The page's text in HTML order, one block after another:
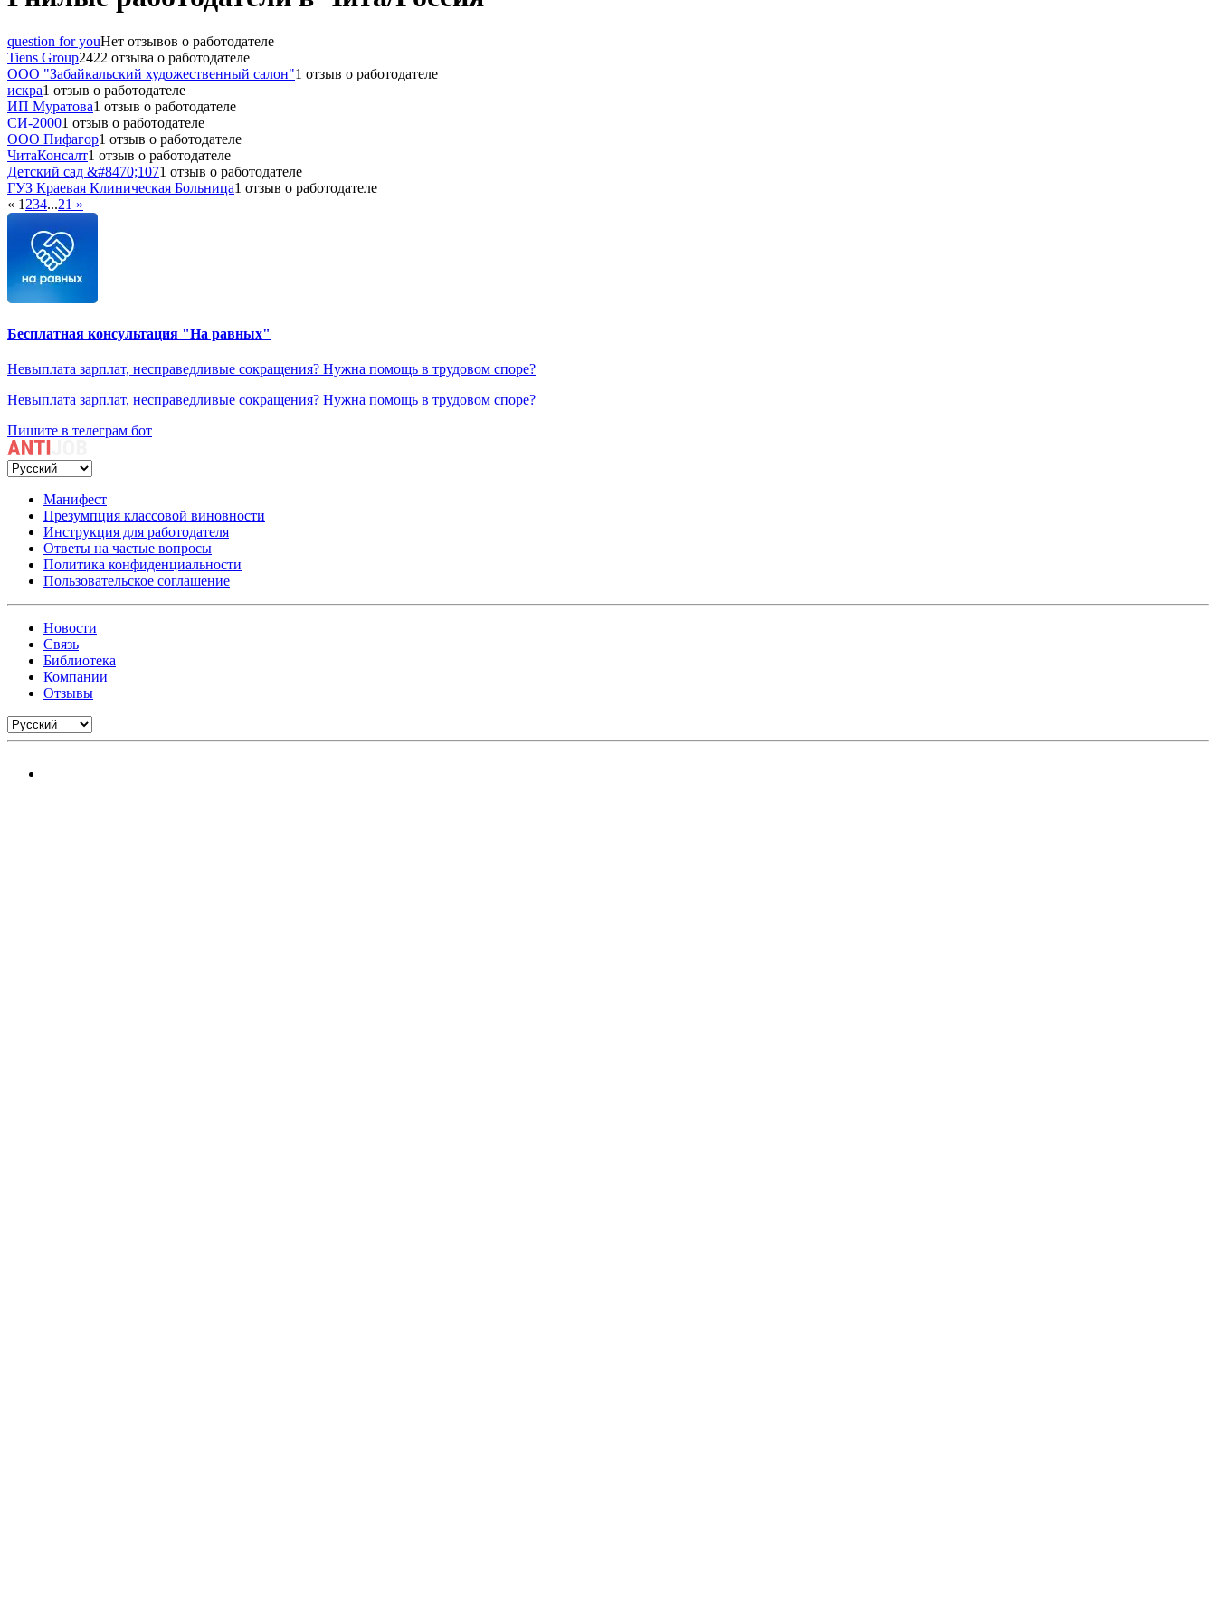
question for youНет отзывов о работодателе
Tiens Group2422 отзыва о работодателе
ООО "Забайкальский художественный салон"1 отзыв о работодателе
искра1 отзыв о работодателе
ИП Муратова1 отзыв о работодателе
СИ-20001 отзыв о работодателе
ООО Пифагор1 отзыв о работодателе
ЧитаКонсалт1 отзыв о работодателе
Детский сад &#8470;1071 отзыв о работодателе
ГУЗ Краевая Клиническая Больница1 отзыв о работодателе
« 1 234...21 »
Бесплатная консультация "На равных"
Невыплата зарплат, несправедливые сокращения? Нужна помощь в трудовом споре?
Невыплата зарплат, несправедливые сокращения? Нужна помощь в трудовом споре?
Пишите в телеграм бот
Манифест
Презумпция классовой виновности
Инструкция для работодателя
Ответы на частые вопросы
Политика конфиденциальности
Пользовательское соглашение
Новости
Связь
Библиотека
Компании
Отзывы